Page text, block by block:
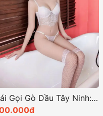
Gái Gọi Gò Dầu Tây Ninh: Dịch Vụ Cao Cấp & Trải Nghiệm Tuyệt Vời